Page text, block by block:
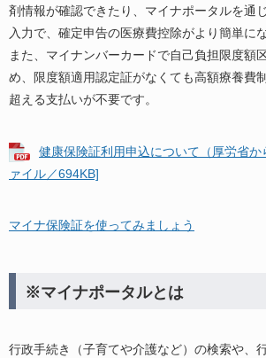
剤情報が確認できたり、マイナポータルを通
入力で、確定申告の医療費控除がより簡単に
また、マイナンバーカードで自己負担限度額
め、限度額適用認定証がなくても高額療養費
超える支払いが不要です。
健康保険証利用申込について（厚労省か
ァイル／694KB]
マイナ保険証を使ってみましょう
※マイナポータルとは
行政手続き（子育てや介護など）の検索や、